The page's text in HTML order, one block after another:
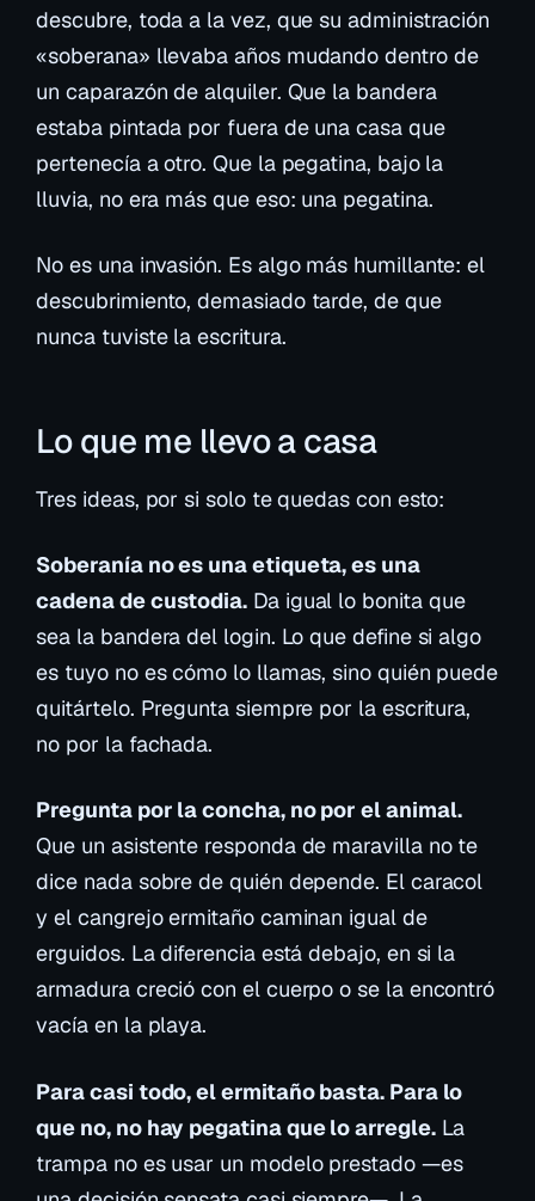
descubre, toda a la vez, que su administración
«soberana» llevaba años mudando dentro de
un caparazón de alquiler. Que la bandera
estaba pintada por fuera de una casa que
pertenecía a otro. Que la pegatina, bajo la
lluvia, no era más que eso: una pegatina.
No es una invasión. Es algo más humillante: el
descubrimiento, demasiado tarde, de que
nunca tuviste la escritura.
Lo que me llevo a casa
Tres ideas, por si solo te quedas con esto:
Soberanía no es una etiqueta, es una
cadena de custodia. Da igual lo bonita que
sea la bandera del login. Lo que define si algo
es tuyo no es cómo lo llamas, sino quién puede
quitártelo. Pregunta siempre por la escritura,
no por la fachada.
Pregunta por la concha, no por el animal.
Que un asistente responda de maravilla no te
dice nada sobre de quién depende. El caracol
y el cangrejo ermitaño caminan igual de
erguidos. La diferencia está debajo, en si la
armadura creció con el cuerpo o se la encontró
vacía en la playa.
Para casi todo, el ermitaño basta. Para lo
que no, no hay pegatina que lo arregle.La
trampa no es usar un modelo prestado —es